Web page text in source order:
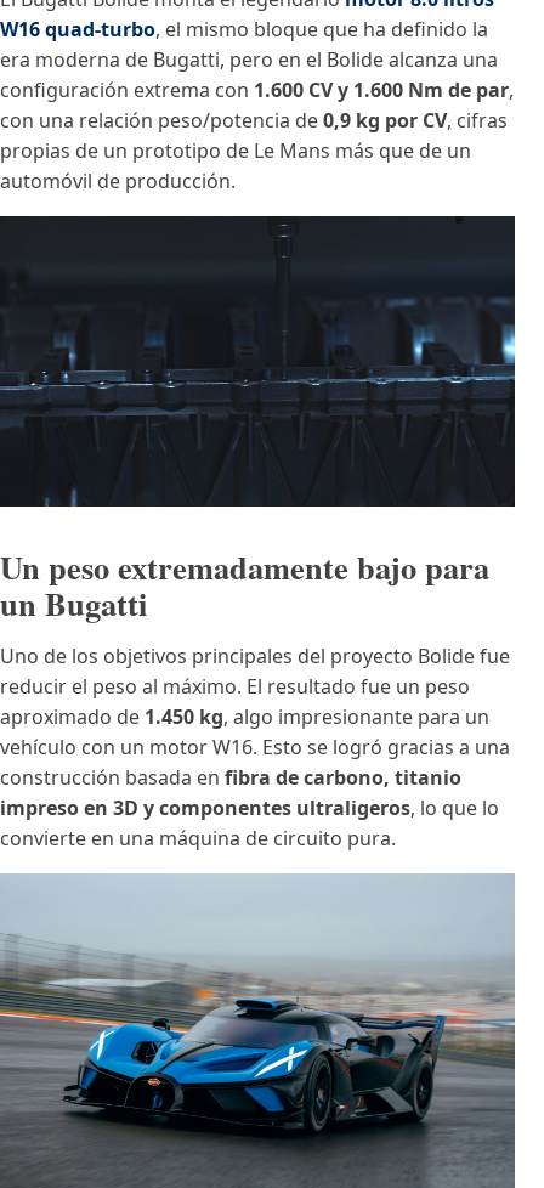
W16 quad-turbo, el mismo bloque que ha definido la
era moderna de Bugatti, pero en el Bolide alcanza una
configuración extrema con 1.600 CV y 1.600 Nm de par,
con una relación peso/potencia de0,9 kg por CV, cifras
propias de un prototipo de Le Mans más que de un
automóvil de producción.
Un peso extremadamente bajo para
un Bugatti
Uno de los objetivos principales del proyecto Bolide fue
reducir el peso al máximo. El resultado fue un peso
aproximado de 1.450 kg, algo impresionante para un
vehículo con un motor W16. Esto se logró gracias a una
construcción basada en fibra de carbono, titanio
impreso en 3D y componentes ultraligeros, lo que lo
convierte en una máquina de circuito pura.